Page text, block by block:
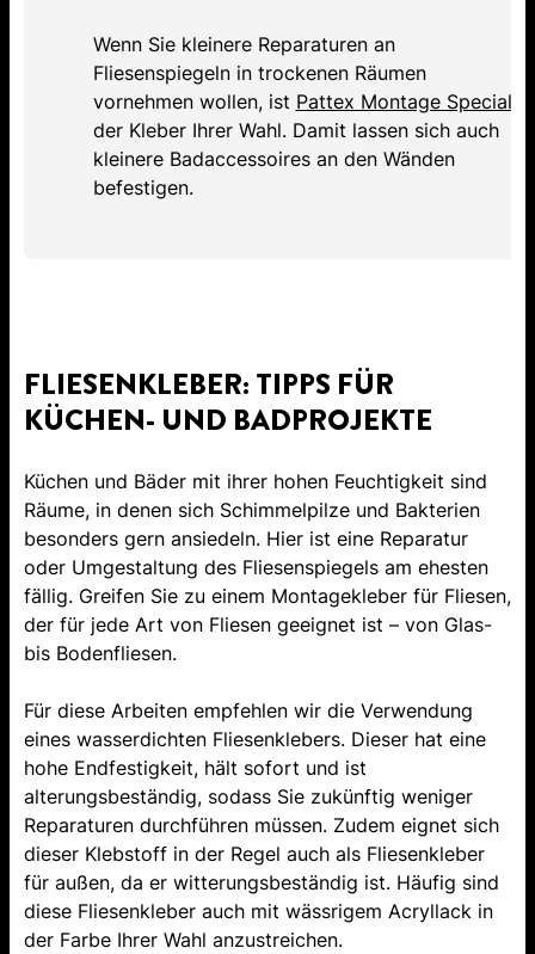
Wenn Sie kleinere Reparaturen an
Fliesenspiegeln in trockenen Räumen
vornehmen wollen, ist Pattex Montage Special
der Kleber Ihrer Wahl. Damit lassen sich auch
kleinere Badaccessoires an den Wänden
befestigen.
FLIESENKLEBER: TIPPS FÜR
KÜCHEN- UND BADPROJEKTE
Küchen und Bäder mit ihrer hohen Feuchtigkeit sind
Räume, in denen sich Schimmelpilze und Bakterien
besonders gern ansiedeln. Hier ist eine Reparatur
oder Umgestaltung des Fliesenspiegels am ehesten
fällig. Greifen Sie zu einem Montagekleber für Fliesen,
der für jede Art von Fliesen geeignet ist – von Glas-
bis Bodenfliesen.
Für diese Arbeiten empfehlen wir die Verwendung
eines wasserdichten Fliesenklebers. Dieser hat eine
hohe Endfestigkeit, hält sofort und ist
alterungsbeständig, sodass Sie zukünftig weniger
Reparaturen durchführen müssen. Zudem eignet sich
dieser Klebstoff in der Regel auch als Fliesenkleber
für außen, da er witterungsbeständig ist. Häufig sind
diese Fliesenkleber auch mit wässrigem Acryllack in
der Farbe Ihrer Wahl anzustreichen.